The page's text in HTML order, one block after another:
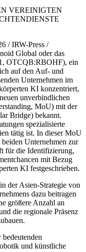
VEREINIGTEN
/ IRW-Press /
Global oder das
OTCQB:RBOHF), ein
auf den Auf- und
Unternehmen im
KI konzentriert,
unverbindlichen
MoU) mit der
Bridge) bekannt.
spezialisierte
tätig ist. In dieser MoU
Unternehmen zur
für die Identifizierung,
mit Bezug
KI festgeschrieben.
der Asien-Strategie von
dazu beitragen
größere Anzahl an
die regionale Präsenz
und künstliche